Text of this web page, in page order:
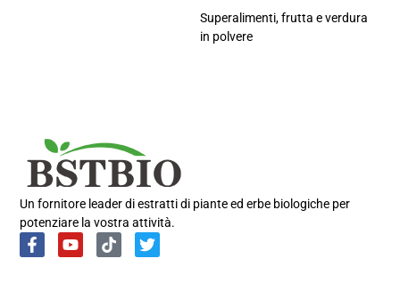
Un fornitore leader di estratti di piante ed erbe biologiche per
potenziare la vostra attività.
Superalimenti, frutta e verdura
in polvere
German
Japanese
Korean
Russian
Spanish